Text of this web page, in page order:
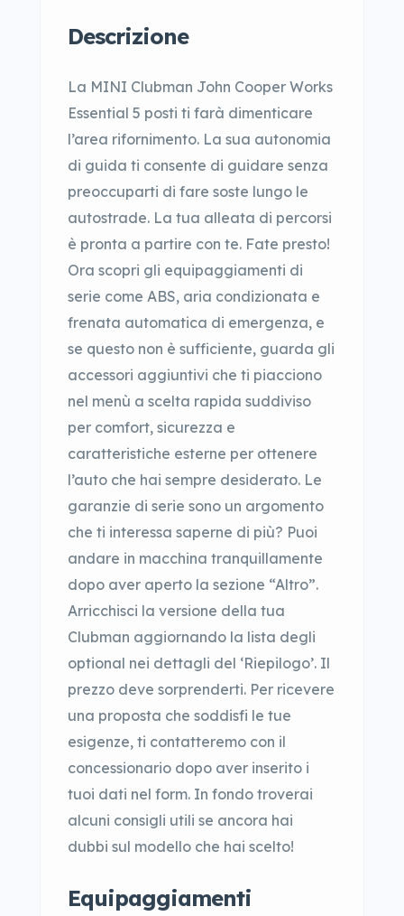
Descrizione
La MINI Clubman John Cooper Works
Essential 5 posti ti farà dimenticare
l’area rifornimento. La sua autonomia
di guida ti consente di guidare senza
preoccuparti di fare soste lungo le
autostrade. La tua alleata di percorsi
è pronta a partire con te. Fate presto!
Ora scopri gli equipaggiamenti di
serie come ABS, aria condizionata e
frenata automatica di emergenza, e
se questo non è sufficiente, guarda gli
accessori aggiuntivi che ti piacciono
nel menù a scelta rapida suddiviso
per comfort, sicurezza e
caratteristiche esterne per ottenere
l’auto che hai sempre desiderato. Le
garanzie di serie sono un argomento
che ti interessa saperne di più? Puoi
andare in macchina tranquillamente
dopo aver aperto la sezione “Altro”.
Arricchisci la versione della tua
Clubman aggiornando la lista degli
optional nei dettagli del ‘Riepilogo’. Il
prezzo deve sorprenderti. Per ricevere
una proposta che soddisfi le tue
esigenze, ti contatteremo con il
concessionario dopo aver inserito i
tuoi dati nel form. In fondo troverai
alcuni consigli utili se ancora hai
dubbi sul modello che hai scelto!
Equipaggiamenti